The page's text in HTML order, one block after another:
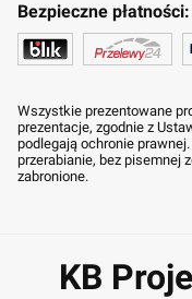
Bezpieczne płatności:
Wszystkie prezentowane
prezentacje, zgodnie z
podlegają ochronie
przerabianie, bez pisemnej
zabronione.
KB